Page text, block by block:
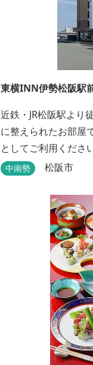
東横INN伊勢松阪駅
近鉄・JR松阪駅より
に整えられたお部屋
としてご利用ください
中南勢 松阪市